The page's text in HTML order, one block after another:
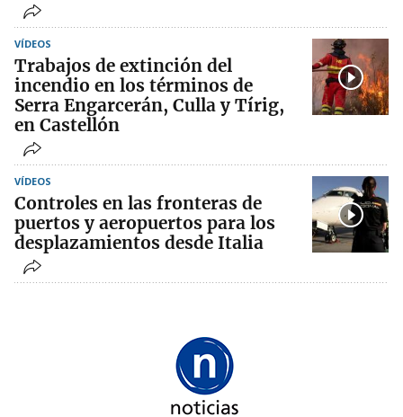
VÍDEOS
Trabajos de extinción del
incendio en los términos de
Serra Engarcerán, Culla y Tírig,
en Castellón
VÍDEOS
Controles en las fronteras de
puertos y aeropuertos para los
desplazamientos desde Italia